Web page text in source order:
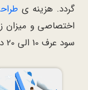
گردد. هزینه ی
اختصاصی و میزان
سود عرف 10 الی 20 درصد در نظر گرفته شده است.